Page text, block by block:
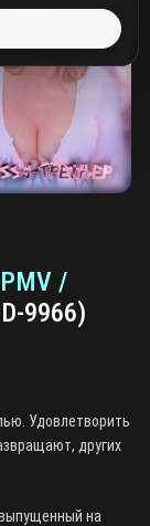
/
9966)
Удовлетворить
других
на